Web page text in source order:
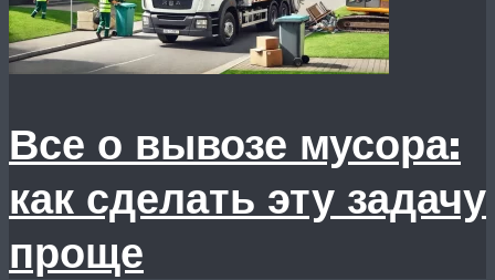
Все о вывозе мусора:
как сделать эту задачу
проще